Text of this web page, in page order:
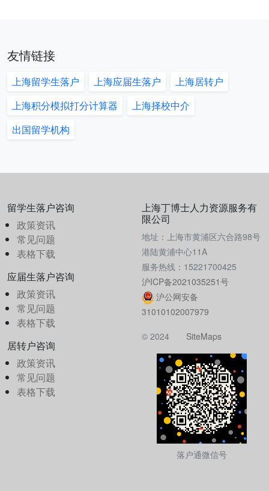
友情链接
上海留学生落户 上海应届生落户
上海居转户
上海积分模拟打分计算器
上海择校中介
出国留学机构
留学生落户咨询
政策资讯
常见问题
表格下载
应届生落户咨询
政策资讯
常见问题
表格下载
居转户咨询
政策资讯
常见问题
表格下载
上海丁博士人力资源服务有
限公司
地址：上海市黄浦区六合路98号
港陆黄浦中心11A
服务热线：15221700425
沪ICP备2021035251号
沪公网安备
31010102007979
© 2024 SiteMaps
落户通微信号